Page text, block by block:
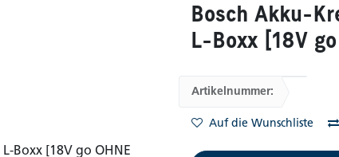
Bosch Akku-
L-Boxx [18V
Artikelnummer:
Auf die Wunschliste